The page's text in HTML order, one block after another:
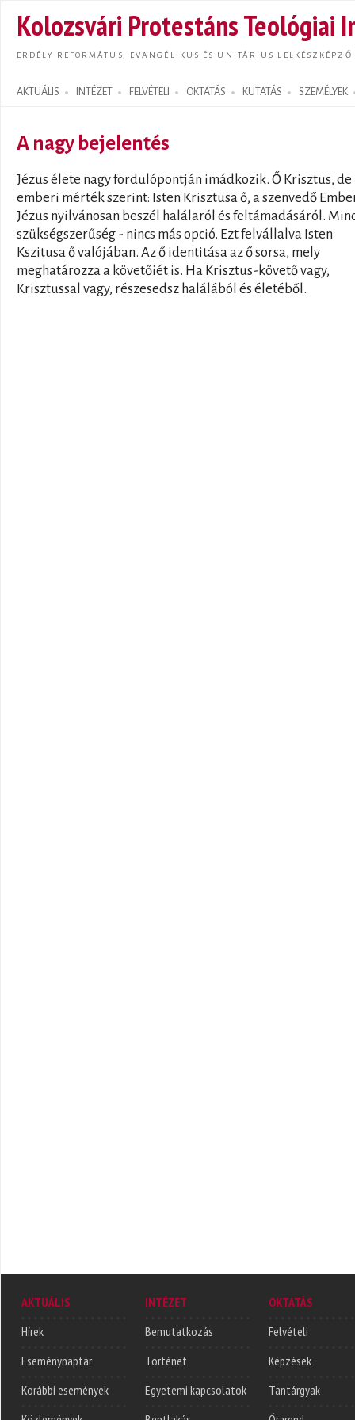
Kolozsvári Protestáns Teológiai
ERDÉLY REFORMÁTUS, EVANGÉLIKUS ÉS UNITÁRIUS LELKÉSZKÉPZŐ
AKTUÁLIS INTÉZET FELVÉTELI OKTATÁS KUTATÁS SZEMÉLYEK
Search form
A nagy bejelentés
Jézus élete nagy fordulópontján imádkozik. Ő Krisztus, de
emberi mérték szerint: Isten Krisztusa ő, a szenvedő
Jézus nyilvánosan beszél halálaról és feltámadásáról.
szükségszerűség - nincs más opció. Ezt felvállalva Isten
Kszitusa ő valójában. Az ő identitása az ő sorsa, mely
meghatározza a követőiét is. Ha Krisztus-követő vagy,
Krisztussal vagy, részesedsz halálából és életéből.
AKTUÁLIS
Hírek
Eseménynaptár
Korábbi események
INTÉZET
Bemutatkozás
Történet
Egyetemi kapcsolatok
OKTATÁS
Felvételi
Képzések
Tantárgyak